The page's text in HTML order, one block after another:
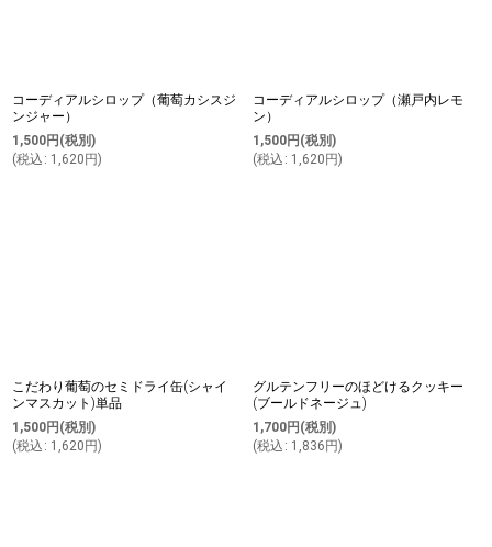
コーディアルシロップ（葡萄カシスジ
ンジャー）
1,500円 (税別)
(税込 : 1,620 円)
コーディアルシロップ（瀬戸内レモ
ン）
1,500円 (税別)
(税込 : 1,620 円)
こだわり葡萄のセミドライ缶(シャイ
ンマスカット)単品
1,500円 (税別)
(税込 : 1,620 円)
グルテンフリーのほどけるクッキー
(ブールドネージュ)
1,700円 (税別)
(税込 : 1,836 円)